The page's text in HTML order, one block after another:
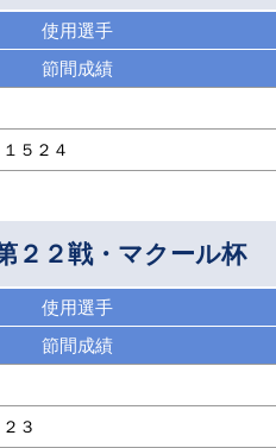
使用選手
節間成績
５２４
２２戦・マクール杯
使用選手
節間成績
３